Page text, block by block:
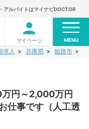
アルバイトはマイナビDOCTOR
マイページ MENU
求人 兵庫県 姫路市
万円～2,000万円
仕事です（人工透